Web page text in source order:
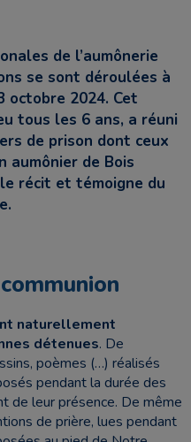
de l’aumônerie
se sont déroulées à
octobre 2024. Cet
tous les 6 ans, a réuni
de prison dont ceux
aumônier de Bois
récit et témoigne du
naturellement
détenues. De
poèmes (…) réalisés
pendant la durée des
de leur présence. De même
de prière, lues pendant